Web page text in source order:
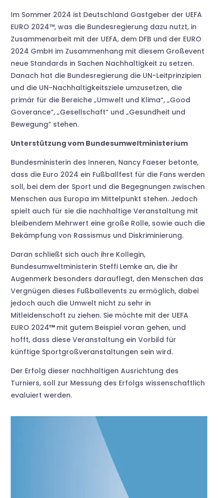
Im Sommer 2024 ist Deutschland Gastgeber der UEFA
EURO 2024™, was die Bundesregierung dazu nutzt, in
Zusammenarbeit mit der UEFA, dem DFB und der EURO
2024 GmbH im Zusammenhang mit diesem Großevent
neue Standards in Sachen Nachhaltigkeit zu setzen.
Danach hat die Bundesregierung die UN-Leitprinzipien
und die UN-Nachhaltigkeitsziele umzusetzen, die
primär für die Bereiche „Umwelt und Klima“, „Good
Goverance“, „Gesellschaft“ und „Gesundheit und
Bewegung“ stehen.
Unterstützung vom Bundesumweltministerium
Bundesministerin des Inneren, Nancy Faeser betonte,
dass die Euro 2024 ein Fußballfest für die Fans werden
soll, bei dem der Sport und die Begegnungen zwischen
Menschen aus Europa im Mittelpunkt stehen. Jedoch
spielt auch für sie die nachhaltige Veranstaltung mit
bleibendem Mehrwert eine große Rolle, sowie auch die
Bekämpfung von Rassismus und Diskriminierung.
Daran schließt sich auch ihre Kollegin,
Bundesumweltministerin Steffi Lemke an, die ihr
Augenmerk besonders darauflegt, den Menschen das
Vergnügen dieses Fußballevents zu ermöglich, dabei
jedoch auch die Umwelt nicht zu sehr in
Mitleidenschaft zu ziehen. Sie möchte mit der UEFA
EURO 2024™ mit gutem Beispiel voran gehen, und
hofft, dass diese Veranstaltung ein Vorbild für
künftige Sportgroßveranstaltungen sein wird.
Der Erfolg dieser nachhaltigen Ausrichtung des
Turniers, soll zur Messung des Erfolgs wissenschaftlich
evaluiert werden.